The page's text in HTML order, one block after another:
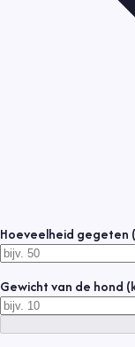
Hoeveelheid gegeten
Gewicht van de hond